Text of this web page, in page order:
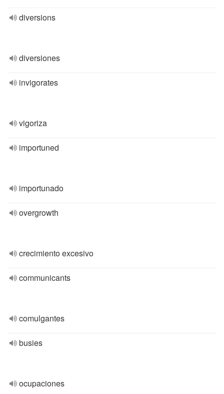
diversions
diversiones
invigorates
vigoriza
importuned
importunado
overgrowth
crecimiento excesivo
communicants
comulgantes
busies
ocupaciones